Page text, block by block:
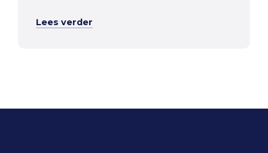
Lees verder